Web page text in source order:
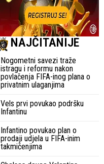
NAJČITANIJE
Nogometni savezi traže
istragu i reformu nakon
povlačenja FIFA-inog plana o
privatnim ulaganjima
Vels prvi povukao podršku
Infantinu
Infantino povukao plan o
prodaji udjela u FIFA-inim
takmičenjima